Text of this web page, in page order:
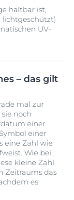
haltbar ist,
lichtgeschützt)
UV-
– das gilt
mal zur
noch
einer
einer
eine Zahl wie
Wie bei
kleine Zahl
Zeitraums das
es